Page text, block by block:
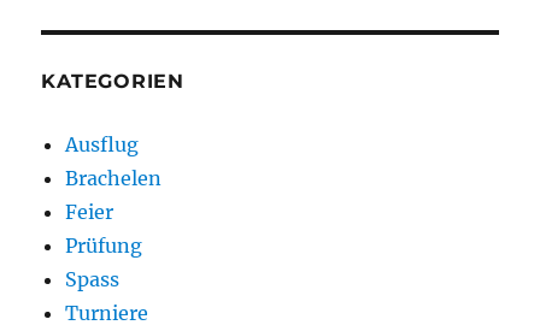
KATEGORIEN
Ausflug
Brachelen
Feier
Prüfung
Spass
Turniere